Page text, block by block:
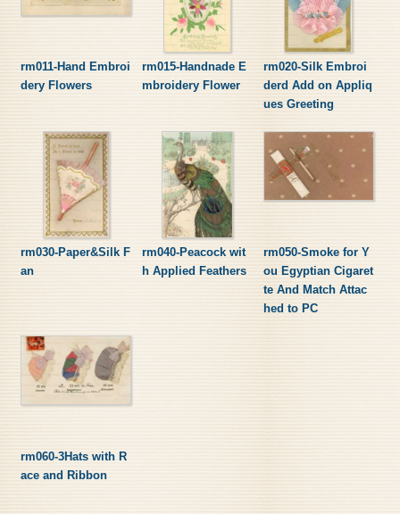
rm011-Hand Embroi
dery Flowers
rm015-Handnade E
mbroidery Flower
rm020-Silk Embroi
derd Add on Appliq
ues Greeting
rm030-Paper&Silk F
an
rm040-Peacock wit
h Applied Feathers
rm050-Smoke for Y
ou Egyptian Cigaret
te And Match Attac
hed to PC
rm060-3Hats with R
ace and Ribbon